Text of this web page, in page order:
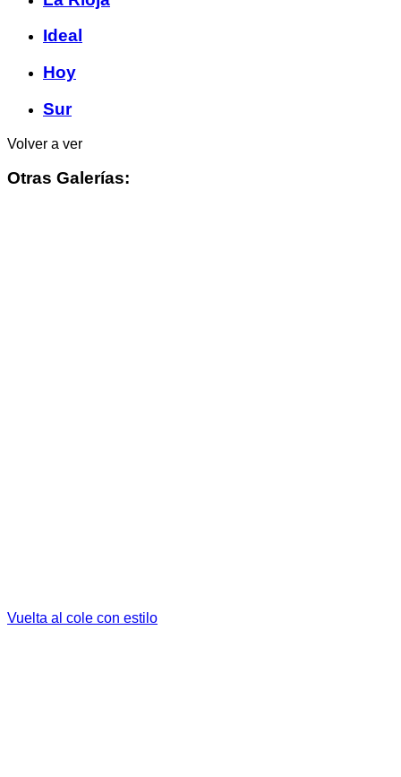
Ideal
Hoy
Sur
Volver a ver
Otras Galerías:
Vuelta al cole con estilo